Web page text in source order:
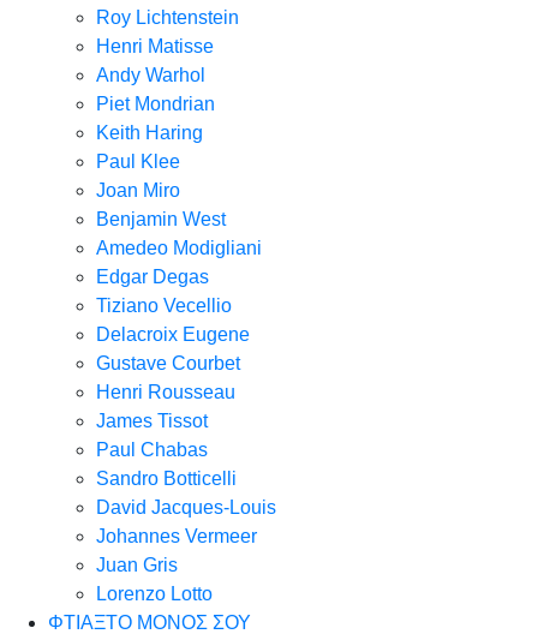
Roy Lichtenstein
Henri Matisse
Andy Warhol
Piet Mondrian
Keith Haring
Paul Klee
Joan Miro
Benjamin West
Amedeo Modigliani
Edgar Degas
Tiziano Vecellio
Delacroix Eugene
Gustave Courbet
Henri Rousseau
James Tissot
Paul Chabas
Sandro Botticelli
David Jacques-Louis
Johannes Vermeer
Juan Gris
Lorenzo Lotto
ΦΤΙΑΞΤΟ ΜΟΝΟΣ ΣΟΥ